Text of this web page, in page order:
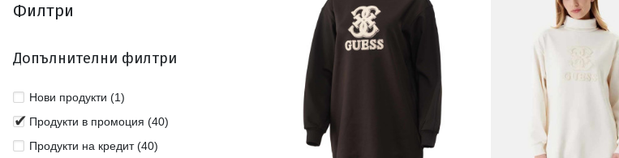
Филтри
Допълнителни филтри
Нови продукти (1)
Продукти в промоция (40)
Продукти на кредит (40)